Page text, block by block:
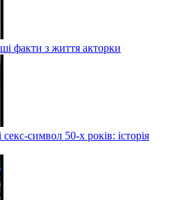
факти з життя акторки
символ 50-х років: історія